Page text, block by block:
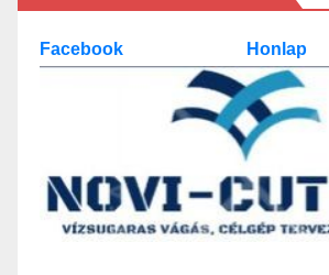
Facebook Honlap